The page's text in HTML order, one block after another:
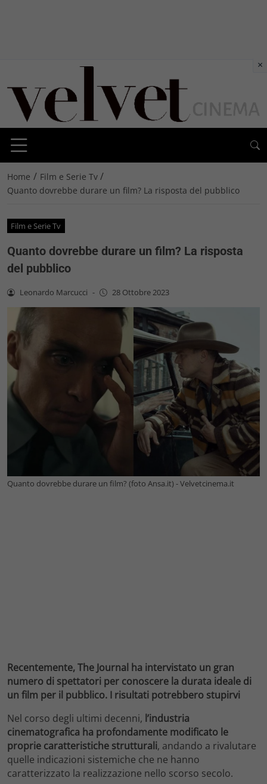
Home / Film e Serie Tv /
Quanto dovrebbe durare un film? La risposta del pubblico
Film e Serie Tv
Quanto dovrebbe durare un film? La risposta
del pubblico
Leonardo Marcucci - 28 Ottobre 2023
Quanto dovrebbe durare un film? (foto Ansa.it) - Velvetcinema.it
Recentemente, The Journal ha intervistato un gran
numero di spettatori per conoscere la durata ideale di
un film per il pubblico. I risultati potrebbero stupirvi
Nel corso degli ultimi decenni, l’industria
cinematografica ha profondamente modificato le
proprie caratteristiche strutturali, andando a rivalutare
quelle indicazioni sistemiche che ne hanno
caratterizzato la realizzazione nello scorso secolo.
×